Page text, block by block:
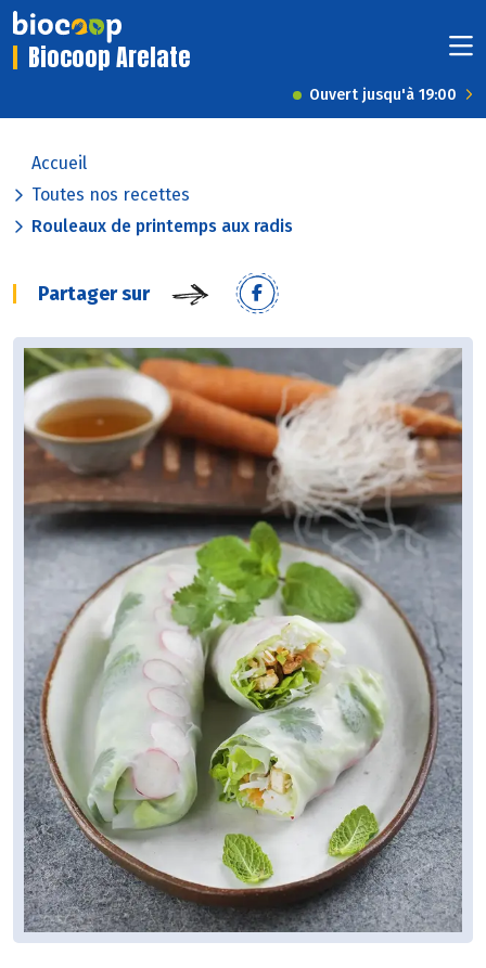
Biocoop Arelate
Ouvert jusqu'à 19:00
Accueil
Toutes nos recettes
Rouleaux de printemps aux radis
Partager sur